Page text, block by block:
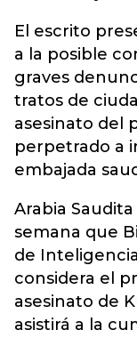
El escrito
a la posible
graves
tratos de
asesinato del
perpetrado a
embajada
Arabia
semana que
de
considera el
asesinato de
asistirá a la